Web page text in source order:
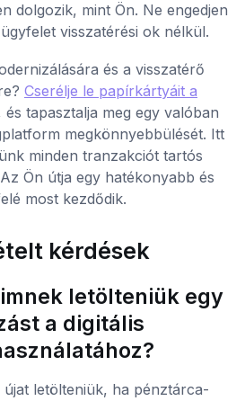
dolgozik, mint Ön. Ne engedjen
visszatérési ok nélkül.
és a visszatérő
Cserélje le papírkártyáit a
és tapasztalja meg egy valóban
megkönnyebbülését. Itt
minden tranzakciót tartós
Ön útja egy hatékonyabb és
most kezdődik.
kérdések
letölteniük egy
a digitális
újat letölteniük, ha pénztárca-